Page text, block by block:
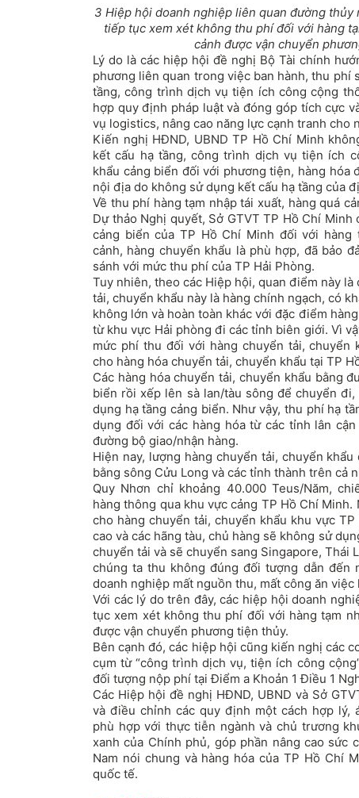
3 Hiệp hội doanh nghiệp liên quan đường thủy
tiếp tục xem xét không thu phí đối với hàng
cảnh được vận chuyển
Lý do là các hiệp hội đề nghị Bộ Tài chính
phương liên quan trong việc ban hành, thu phí
tầng, công trình dịch vụ tiện ích công cộng
hợp quy định pháp luật và đóng góp tích cực
vụ logistics, nâng cao năng lực cạnh tranh cho
Kiến nghị HĐND, UBND TP Hồ Chí Minh
kết cấu hạ tầng, công trình dịch vụ tiện ích
khẩu cảng biển đối với phương tiện, hàng hóa
nội địa do không sử dụng kết cấu hạ tầng của
Về thu phí hàng tạm nhập tái xuất, hàng quá
Dự thảo Nghị quyết, Sở GTVT TP Hồ Chí
cảng biển của TP Hồ Chí Minh đối với hàng
cảnh, hàng chuyển khẩu là phù hợp, đã bảo
sánh với mức thu phí của TP Hải Phòng.
Tuy nhiên, theo các Hiệp hội, quan điểm này
tải, chuyển khẩu này là hàng chính ngạch, có
không lớn và hoàn toàn khác với đặc điểm
từ khu vực Hải phòng đi các tỉnh biên giới. Vì
mức phí thu đối với hàng chuyển tải, chuyển
cho hàng hóa chuyển tải, chuyển khẩu tại TP
Các hàng hóa chuyển tải, chuyển khẩu bằng
biển rồi xếp lên sà lan/tàu sông để chuyển
dụng hạ tầng cảng biển. Như vậy, thu phí hạ
dụng đối với các hàng hóa từ các tỉnh lân
đường bộ giao/nhận hàng.
Hiện nay, lượng hàng chuyển tải, chuyển
bằng sông Cửu Long và các tỉnh thành trên cả
Quy Nhơn chỉ khoảng 40.000 Teus/Năm,
hàng thông qua khu vực cảng TP Hồ Chí
cho hàng chuyển tải, chuyển khẩu khu vực
cao và các hãng tàu, chủ hàng sẽ không sử
chuyển tải và sẽ chuyển sang Singapore, Thái
chúng ta thu không đúng đối tượng dẫn đến
doanh nghiệp mất nguồn thu, mất công ăn việc
Với các lý do trên đây, các hiệp hội doanh
tục xem xét không thu phí đối với hàng tạm
được vận chuyển phương tiện thủy.
Bên cạnh đó, các hiệp hội cũng kiến nghị các
cụm từ “công trình dịch vụ, tiện ích công
đối tượng nộp phí tại Điểm a Khoản 1 Điều 1
Các Hiệp hội đề nghị HĐND, UBND và Sở
và điều chỉnh các quy định một cách hợp lý,
phù hợp với thực tiễn ngành và chủ trương
xanh của Chính phủ, góp phần nâng cao sức
Nam nói chung và hàng hóa của TP Hồ Chí
quốc tế.